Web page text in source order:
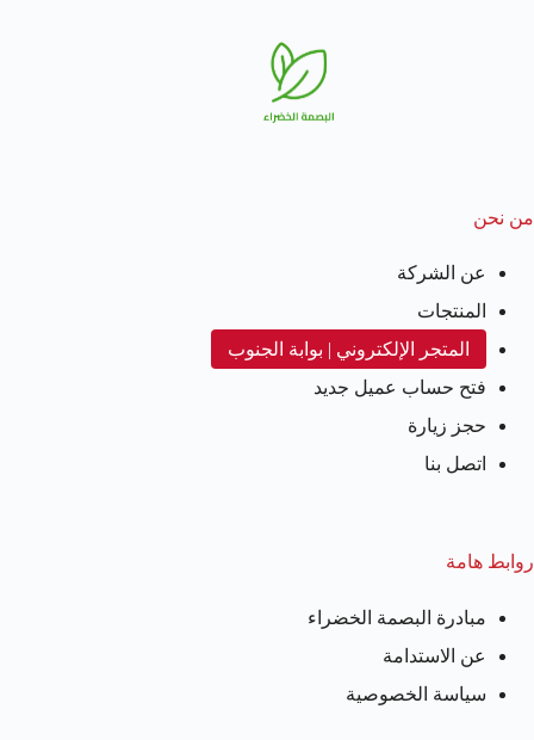
من نحن
عن الشركة
المنتجات
المتجر الإلكتروني | بوابة الجنوب
فتح حساب عميل جديد
حجز زيارة
اتصل بنا
روابط هامة
مبادرة البصمة الخضراء
عن الاستدامة
سياسة الخصوصية